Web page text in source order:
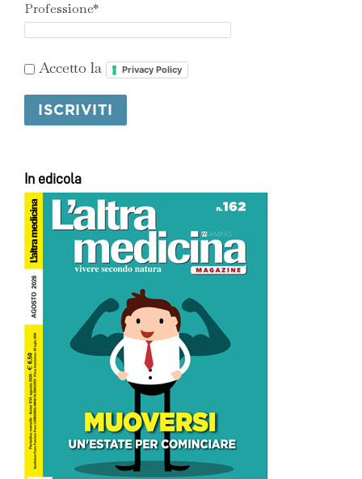
Professione*
Accetto la Privacy Policy
In edicola